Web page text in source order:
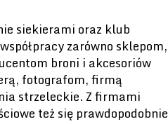
siekierami oraz klub
zarówno sklepom,
broni i akcesoriów
fotografom, firmą
strzeleckie. Z firmami
też się prawdopodobnie